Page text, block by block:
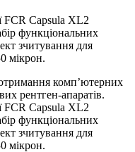
FCR Capsula XL2
функціональних
зчитування для
мікрон.
комп’ютерних
рентген-апаратів.
FCR Capsula XL2
функціональних
зчитування для
мікрон.